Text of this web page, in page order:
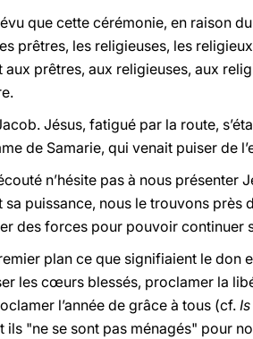
que cette cérémonie, en raison
prêtres, les religieuses, les
aux prêtres, aux religieuses, aux
Jésus, fatigué par la route,
de Samarie, qui venait puiser de
n’hésite pas à nous
puissance, nous le trouvons près
des forces pour pouvoir continuer
plan ce que signifiaient le don
les cœurs blessés, proclamer la
l’année de grâce à tous (cf. Is
ils "ne se sont pas ménagés" pour